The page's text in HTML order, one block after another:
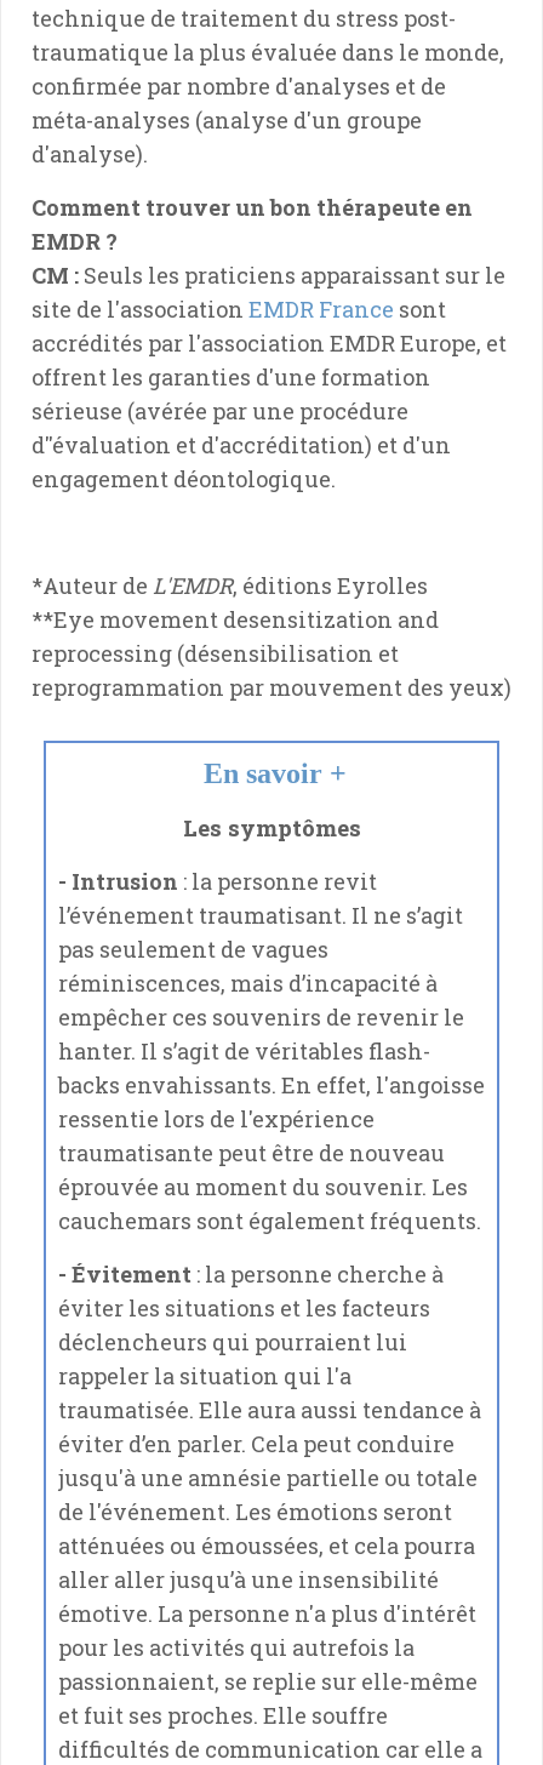
technique de traitement du stress post-
traumatique la plus évaluée dans le monde,
confirmée par nombre d'analyses et de
méta-analyses (analyse d'un groupe
d'analyse).
Comment trouver un bon thérapeute en
EMDR ?
CM : Seuls les praticiens apparaissant sur le
site de l'association EMDR France sont
accrédités par l'association EMDR Europe, et
offrent les garanties d'une formation
sérieuse (avérée par une procédure
d''évaluation et d'accréditation) et d'un
engagement déontologique.
*Auteur de L'EMDR, éditions Eyrolles
**Eye movement desensitization and
reprocessing (désensibilisation et
reprogrammation par mouvement des yeux)
En savoir +
Les symptômes
- Intrusion : la personne revit
l’événement traumatisant. Il ne s’agit
pas seulement de vagues
réminiscences, mais d’incapacité à
empêcher ces souvenirs de revenir le
hanter. Il s’agit de véritables flash-
backs envahissants. En effet, l'angoisse
ressentie lors de l'expérience
traumatisante peut être de nouveau
éprouvée au moment du souvenir. Les
cauchemars sont également fréquents.
- Évitement : la personne cherche à
éviter les situations et les facteurs
déclencheurs qui pourraient lui
rappeler la situation qui l'a
traumatisée. Elle aura aussi tendance à
éviter d’en parler. Cela peut conduire
jusqu'à une amnésie partielle ou totale
de l'événement. Les émotions seront
atténuées ou émoussées, et cela pourra
aller aller jusqu’à une insensibilité
émotive. La personne n'a plus d'intérêt
pour les activités qui autrefois la
passionnaient, se replie sur elle-même
et fuit ses proches. Elle souffre
difficultés de communication car elle a